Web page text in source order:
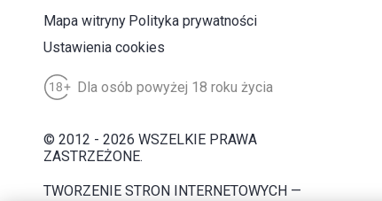
Mapa witryny Polityka prywatności
Ustawienia cookies
Dla osób powyżej 18 roku życia
© 2012 - 2026 WSZELKIE PRAWA
ZASTRZEŻONE.
TWORZENIE STRON INTERNETOWYCH —